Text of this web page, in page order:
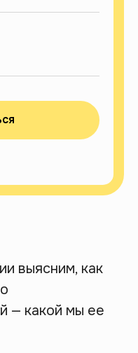
выясним, как
— какой мы ее